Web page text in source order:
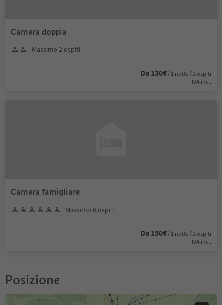
Camera doppia
Massimo 2 ospiti
Da 130€ / 1 notte / 2 ospiti
IVA incl.
Camera famigliare
Massimo 6 ospiti
Da 150€ / 1 notte / 2 ospiti
IVA incl.
Posizione